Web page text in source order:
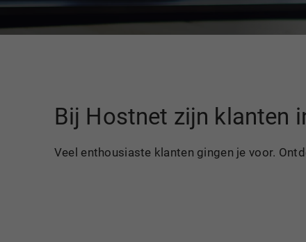
Bij Hostnet zijn klanten
Veel enthousiaste klanten gingen je voor.